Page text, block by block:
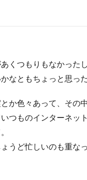
くつもりもなかった
なともちょっと思った
か色々あって、その
つものインターネッ
うど忙しいのも重な